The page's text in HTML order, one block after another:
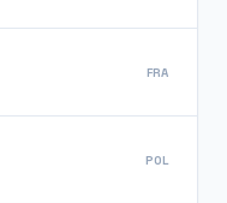
FRA
POL